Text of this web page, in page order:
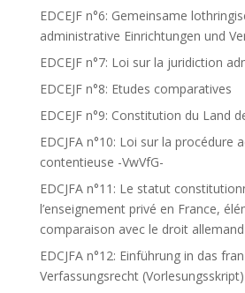
EDCEJF n°6: Gemeinsame
administrative Einrichtungen und
EDCEJF n°7: Loi sur la juridiction
EDCEJF n°8: Etudes comparatives
EDCEJF n°9: Constitution du Land
EDCJFA n°10: Loi sur la procédure
contentieuse -VwVfG-
EDCJFA n°11: Le statut
l’enseignement privé en France,
comparaison avec le droit allemand
EDCJFA n°12: Einführung in das
Verfassungsrecht (Vorlesungsskript)